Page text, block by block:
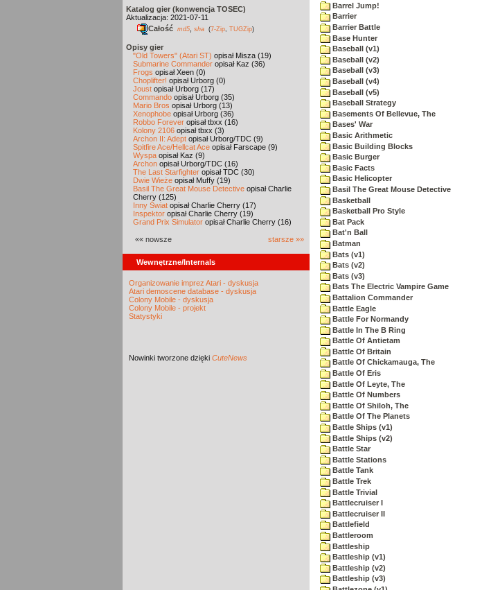
Katalog gier (konwencja TOSEC)
Aktualizacja: 2021-07-11
Całość md5 sha (7-Zip TUGZip)
Opisy gier
"Old Towers" (Atari ST) opisał Misza (19)
Submarine Commander opisał Kaz (36)
Frogs opisał Xeen (0)
Choplifter! opisał Urborg (0)
Joust opisał Urborg (17)
Commando opisał Urborg (35)
Mario Bros opisał Urborg (13)
Xenophobe opisał Urborg (36)
Robbo Forever opisał tbxx (16)
Kolony 2106 opisał tbxx (3)
Archon II: Adept opisał Urborg/TDC (9)
Spitfire Ace/Hellcat Ace opisał Farscape (9)
Wyspa opisał Kaz (9)
Archon opisał Urborg/TDC (16)
The Last Starfighter opisał TDC (30)
Dwie Wieże opisał Muffy (19)
Basil The Great Mouse Detective opisał Charlie
Cherry (125)
Inny Świat opisał Charlie Cherry (17)
Inspektor opisał Charlie Cherry (19)
Grand Prix Simulator opisał Charlie Cherry (16)
«« nowsze starsze »»
Wewnętrzne/Internals
Organizowanie imprez Atari - dyskusja
Atari demoscene database - dyskusja
Colony Mobile - dyskusja
Colony Mobile - projekt
Statystyki
Nowinki tworzone dzięki CuteNews
Barrel Jump!
Barrier
Barrier Battle
Base Hunter
Baseball (v1)
Baseball (v2)
Baseball (v3)
Baseball (v4)
Baseball (v5)
Baseball Strategy
Basements Of Bellevue, The
Bases' War
Basic Arithmetic
Basic Building Blocks
Basic Burger
Basic Facts
Basic Helicopter
Basil The Great Mouse Detective
Basketball
Basketball Pro Style
Bat Pack
Bat'n Ball
Batman
Bats (v1)
Bats (v2)
Bats (v3)
Bats The Electric Vampire Game
Battalion Commander
Battle Eagle
Battle For Normandy
Battle In The B Ring
Battle Of Antietam
Battle Of Britain
Battle Of Chickamauga, The
Battle Of Eris
Battle Of Leyte, The
Battle Of Numbers
Battle Of Shiloh, The
Battle Of The Planets
Battle Ships (v1)
Battle Ships (v2)
Battle Star
Battle Stations
Battle Tank
Battle Trek
Battle Trivial
Battlecruiser I
Battlecruiser II
Battlefield
Battleroom
Battleship
Battleship (v1)
Battleship (v2)
Battleship (v3)